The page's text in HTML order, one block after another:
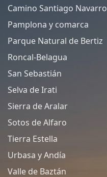
Camino Santiago Navarro
Pamplona y comarca
Parque Natural de Bertiz
Roncal-Belagua
San Sebastián
Selva de Irati
Sierra de Aralar
Sotos de Alfaro
Tierra Estella
Urbasa y Andía
Valle de Baztán